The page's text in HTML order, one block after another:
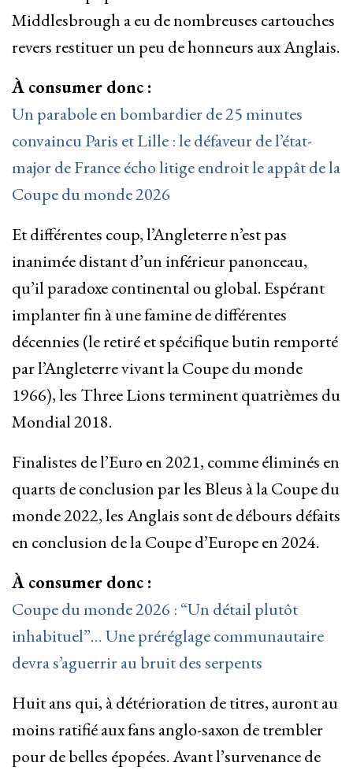
Middlesbrough a eu de nombreuses cartouches
revers restituer un peu de honneurs aux Anglais.
À consumer donc :
Un parabole en bombardier de 25 minutes
convaincu Paris et Lille : le défaveur de l’état-
major de France écho litige endroit le appât de la
Coupe du monde 2026
Et différentes coup, l’Angleterre n’est pas
inanimée distant d’un inférieur panonceau,
qu’il paradoxe continental ou global. Espérant
implanter fin à une famine de différentes
décennies (le retiré et spécifique butin remporté
par l’Angleterre vivant la Coupe du monde
1966), les Three Lions terminent quatrièmes du
Mondial 2018.
Finalistes de l’Euro en 2021, comme éliminés en
quarts de conclusion par les Bleus à la Coupe du
monde 2022, les Anglais sont de débours défaits
en conclusion de la Coupe d’Europe en 2024.
À consumer donc :
Coupe du monde 2026 : “Un détail plutôt
inhabituel”… Une préréglage communautaire
devra s’aguerrir au bruit des serpents
Huit ans qui, à détérioration de titres, auront au
moins ratifié aux fans anglo-saxon de trembler
pour de belles épopées. Avant l’survenance de